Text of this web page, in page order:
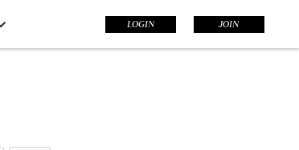
LOGIN JOIN